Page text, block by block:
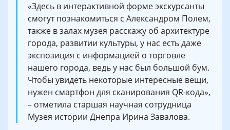
«Здесь в интерактивной форме экскурсанты
смогут познакомиться с Александром Полем,
также в залах музея расскажу об архитектуре
города, развитии культуры, у нас есть даже
экспозиция с информацией о торговле
нашего города, ведь у нас был большой бум.
Чтобы увидеть некоторые интересные вещи,
нужен смартфон для сканирования QR-кода»,
– отметила старшая научная сотрудница
Музея истории Днепра Ирина Завалова.